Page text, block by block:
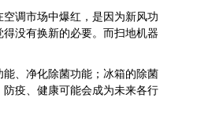
调市场中爆红，是因为新风功
没有换新的必要。而扫地机器
、净化除菌功能；冰箱的除菌
疫、健康可能会成为未来各行